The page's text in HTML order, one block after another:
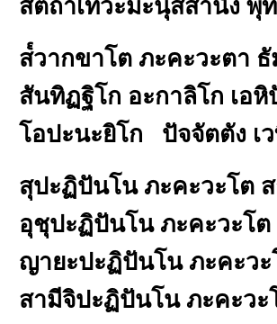
สัตถาเทวะมะนุสสานัง พุ
ส๎วากขาโต ภะคะวะตา
สันทิฏฐิโก อะกาลิโก เอหิ
โอปะนะยิโก ปัจจัตตัง เ
สุปะฏิปันโน ภะคะวะโต
อุชุปะฏิปันโน ภะคะวะโ
ญายะปะฏิปันโน ภะคะวะ
สามีจิปะฏิปันโน ภะคะวะ